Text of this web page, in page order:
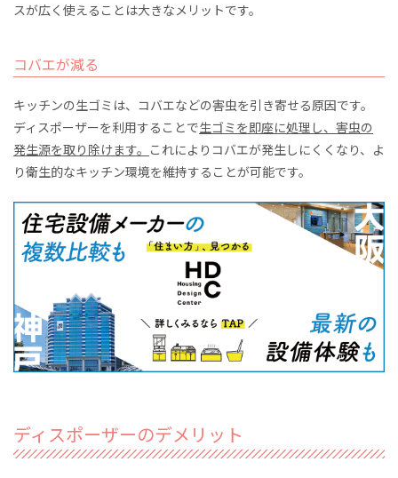
スが広く使えることは大きなメリットです。
コバエが減る
キッチンの生ゴミは、コバエなどの害虫を引き寄せる原因です。
ディスポーザーを利用することで生ゴミを即座に処理し、害虫の
発生源を取り除けます。 これによりコバエが発生しにくくなり、よ
り衛生的なキッチン環境を維持することが可能です。
ディスポーザーのデメリット